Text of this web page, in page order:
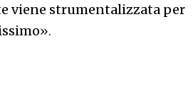
viene strumentalizzata per
».